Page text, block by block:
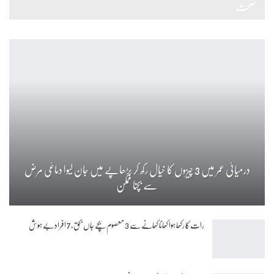
درمیانی عمر میں 3 چیزوں کا خیال رکھ کر بڑھاپے میں جان لیوا دماغی مرض
سے بچنا ممکن
رات کا رکھا ہوا کھانا کھانے سے 3 معصوم بچے جاں بحق، 7 افراد بے ہوش